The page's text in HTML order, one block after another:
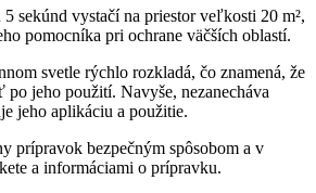
sekúnd vystačí na priestor veľkosti 20 m²,
pomocníka pri ochrane väčších oblastí.
svetle rýchlo rozkladá, čo znamená, že
po jeho použití. Navyše, nezanecháva
jeho aplikáciu a použitie.
prípravok bezpečným spôsobom a v
a informáciami o prípravku.